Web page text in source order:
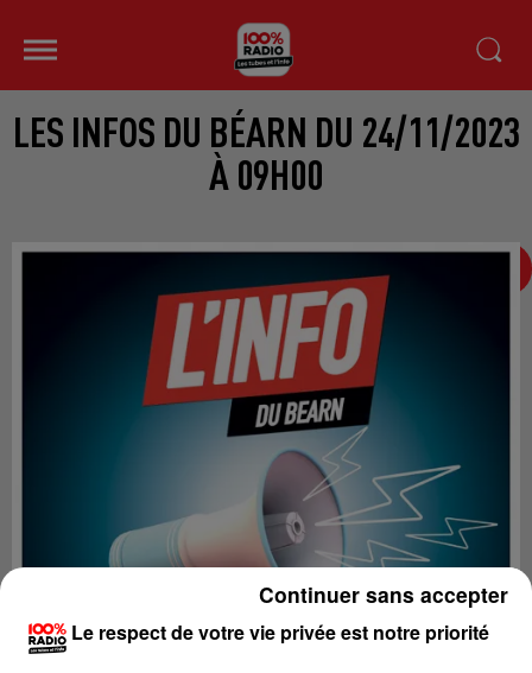
LES INFOS DU BÉARN DU 24/11/2023
À 09H00
Le respect de votre vie privée est notre priorité
Continuer sans accepter